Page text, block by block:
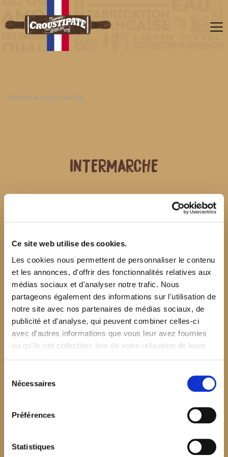
Ce site web utilise des cookies.
Les cookies nous permettent de personnaliser le contenu
et les annonces, d'offrir des fonctionnalités relatives aux
médias sociaux et d'analyser notre trafic. Nous
partageons également des informations sur l'utilisation de
notre site avec nos partenaires de médias sociaux, de
publicité et d'analyse, qui peuvent combiner celles-ci
avec d'autres informations que vous leur avez fournies
ou qu'ils ont collectées lors de votre utilisation de leurs
Nécessaires
Préférences
Statistiques
RETOUR AUX ACTUALITÉS
INTERMARCHE